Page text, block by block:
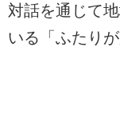
対話を通じて
いる「ふたり